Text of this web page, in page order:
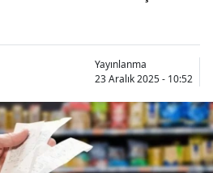
Yayınlanma
23 Aralık 2025 - 10:52